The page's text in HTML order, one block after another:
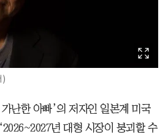
)
난한 아빠’의 저자인 일본계 미국
년 대형 시장이 붕괴할 수